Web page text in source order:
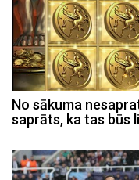
No sākuma
saprāts, ka tas būs